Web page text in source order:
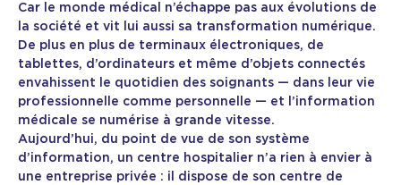
Car le monde médical n’échappe pas aux évolutions de
la société et vit lui aussi sa transformation numérique.
De plus en plus de terminaux électroniques, de
tablettes, d’ordinateurs et même d’objets connectés
envahissent le quotidien des soignants — dans leur vie
professionnelle comme personnelle — et l’information
médicale se numérise à grande vitesse.
Aujourd’hui, du point de vue de son système
d’information, un centre hospitalier n’a rien à envier à
une entreprise privée : il dispose de son centre de